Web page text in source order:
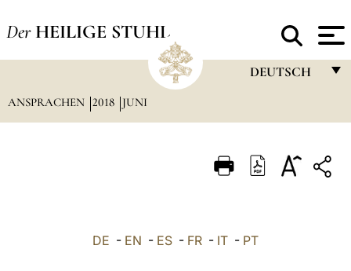
Der HEILIGE STUHL
DEUTSCH
ITALIANO
ANSPRACHEN 2018 JUNI
DE - EN - ES - FR - IT - PT